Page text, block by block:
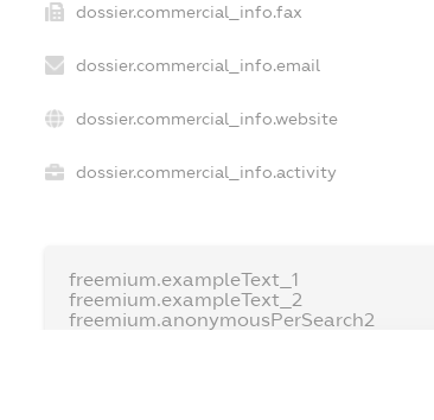
dossier.commercial_info.fax
dossier.commercial_info.email
dossier.commercial_info.website
dossier.commercial_info.activity
freemium.exampleText_1
freemium.exampleText_2
freemium.anonymousPerSearch2